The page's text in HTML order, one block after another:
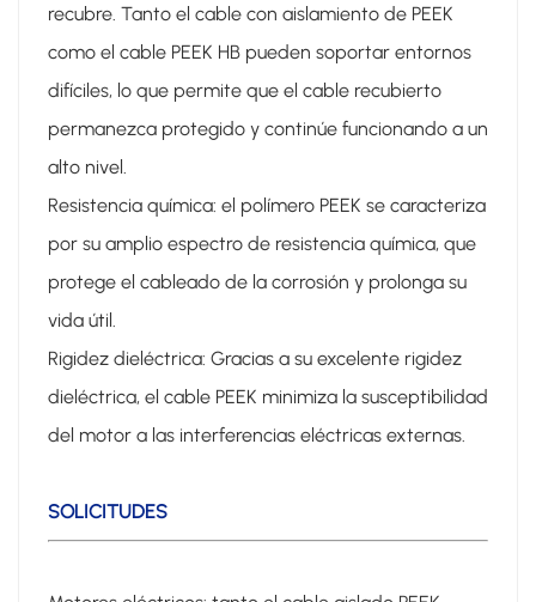
recubre. Tanto el cable con aislamiento de PEEK
como el cable PEEK HB pueden soportar entornos
difíciles, lo que permite que el cable recubierto
permanezca protegido y continúe funcionando a un
alto nivel.
Resistencia química: el polímero PEEK se caracteriza
por su amplio espectro de resistencia química, que
protege el cableado de la corrosión y prolonga su
vida útil.
Rigidez dieléctrica: Gracias a su excelente rigidez
dieléctrica, el cable PEEK minimiza la susceptibilidad
del motor a las interferencias eléctricas externas.
SOLICITUDES